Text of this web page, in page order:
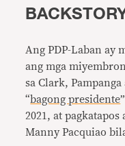
Ang PDP-Laban ay
ang mga
sa Clark,
“bagong presidente
2021, at
Manny Pacquiao